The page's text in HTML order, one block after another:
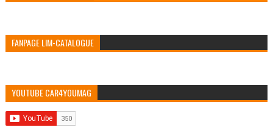
FANPAGE LIM-CATALOGUE
YOUTUBE CAR4YOUMAG